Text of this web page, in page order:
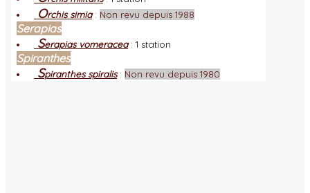
Orchis simia: Non revu depuis 1988
Serapias
Serapias vomeracea: 1 station
Spiranthes
Spiranthes spiralis: Non revu depuis 1980